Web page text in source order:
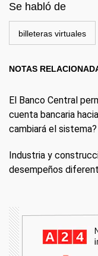
Se habló de
billeteras virtuales
NOTAS
El Banco Central
cuenta bancaria
cambiará el sistema?
Industria y
desempeños